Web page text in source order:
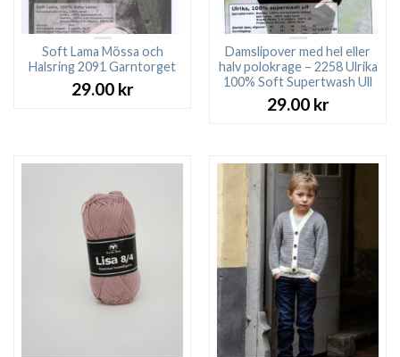
Soft Lama Mössa och
Halsring 2091 Garntorget
29.00 kr
Damslipover med hel eller
halv polokrage – 2258 Ulrika
100% Soft Supertwash Ull
29.00 kr